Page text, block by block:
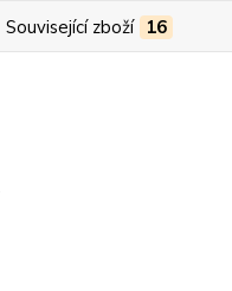
Související zboží 16